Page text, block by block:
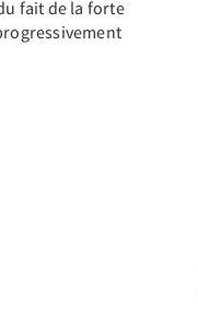
fait de la forte